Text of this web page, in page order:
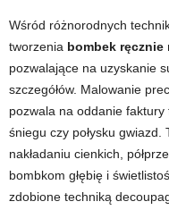
Wśród różnorodnych
tworzenia bombek ręcznie
pozwalające na uzyskanie
szczegółów. Malowanie
pozwala na oddanie faktury
śniegu czy połysku
nakładaniu cienkich,
bombkom głębię i
zdobione techniką